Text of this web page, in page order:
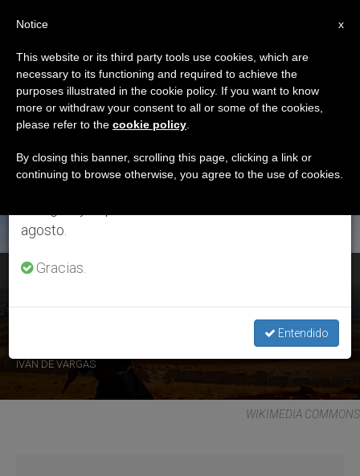
ETIQUETA
Posts Tagged ‘edicto’
ÚLTIMAS NOTICIAS
El Estado Islámico ordena asesinar a los recién nacidos con
IVÁN DE VARGAS
WIKIMEDIA COMMONS
×
Aviso importante
Del 27 de julio al 7 de agosto haremos la pausa
anual, aprovechando que en el periodo de verano
se generan menos informaciones y también el
agosto.
Gracias.
Entendido
x
Notice
This website or its third party tools use cookies, which are
necessary to its functioning and required to achieve the
purposes illustrated in the cookie policy. If you want to know
more or withdraw your consent to all or some of the cookies,
please refer to the cookie policy
By closing this banner, scrolling this page, clicking a link or
continuing to browse otherwise, you agree to the use of cookies.